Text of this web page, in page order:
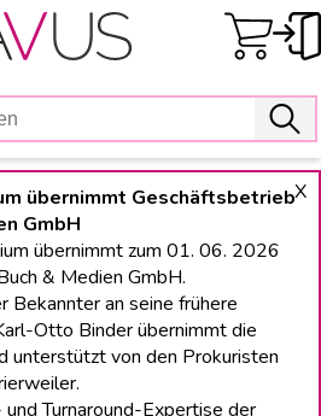
X
übernimmt Geschäftsbetrieb
GmbH
übernimmt zum 01. 06. 2026
& Medien GmbH.
Bekannter an seine frühere
Otto Binder übernimmt die
unterstützt von den Prokuristen
Turnaround-Expertise der